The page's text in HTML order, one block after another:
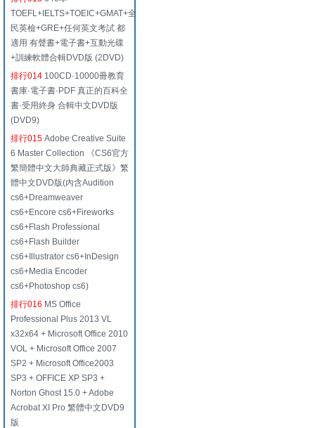
TOEFL+IELTS+TOEIC+GMAT+全
民英檢+GRE+任何英文考試 都
適用 有聲書+電子書+互動光碟
+訓練軟體合輯DVD版 (2DVD)
排行014 100CD·10000冊教育
書庫·電子書·PDF 真正的百科全
書·受用終身 合輯中文DVD版
(DVD9)
排行015 Adobe Creative Suite
6 Master Collection 《CS6官方
繁簡體中文大師典藏正式版》繁
體中文DVD版(內含Audition
cs6+Dreamweaver
cs6+Encore cs6+Fireworks
cs6+Flash Professional
cs6+Flash Builder
cs6+Illustrator cs6+InDesign
cs6+Media Encoder
cs6+Photoshop cs6)
排行016 MS Office
Professional Plus 2013 VL
x32x64 + Microsoft Office 2010
VOL + Microsoft Office 2007
SP2 + Microsoft Office2003
SP3 + OFFICE XP SP3 +
Norton Ghost 15.0 + Adobe
Acrobat XI Pro 繁體中文DVD9
版